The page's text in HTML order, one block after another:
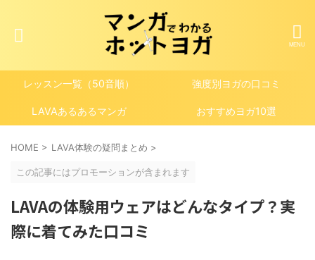
レッスン一覧（50音順） 強度別ヨガの口コミ
LAVAあるあるマンガ おすすめヨガ10選
HOME > LAVA体験の疑問まとめ >
この記事にはプロモーションが含まれます
LAVAの体験用ウェアはどんなタイプ？実
際に着てみた口コミ